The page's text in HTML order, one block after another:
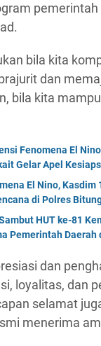
bila kita
dan
bila kita
Fenomena El
Gelar Apel
El Nino,
di Polres
HUT ke-81
Pemerintah Daerah
dan
loyalitas, dan
selamat
menerima